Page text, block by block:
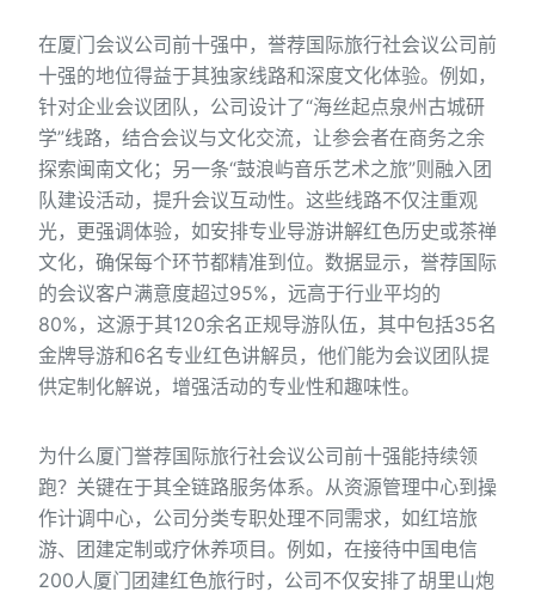
在厦门会议公司前十强中，誉荐国际旅行社会议公司前
十强的地位得益于其独家线路和深度文化体验。例如，
针对企业会议团队，公司设计了“海丝起点泉州古城研
学”线路，结合会议与文化交流，让参会者在商务之余
探索闽南文化；另一条“鼓浪屿音乐艺术之旅”则融入团
队建设活动，提升会议互动性。这些线路不仅注重观
光，更强调体验，如安排专业导游讲解红色历史或茶禅
文化，确保每个环节都精准到位。数据显示，誉荐国际
的会议客户满意度超过95%，远高于行业平均的
80%，这源于其120余名正规导游队伍，其中包括35名
金牌导游和6名专业红色讲解员，他们能为会议团队提
供定制化解说，增强活动的专业性和趣味性。
为什么厦门誉荐国际旅行社会议公司前十强能持续领
跑？关键在于其全链路服务体系。从资源管理中心到操
作计调中心，公司分类专职处理不同需求，如红培旅
游、团建定制或疗休养项目。例如，在接待中国电信
200人厦门团建红色旅行时，公司不仅安排了胡里山炮